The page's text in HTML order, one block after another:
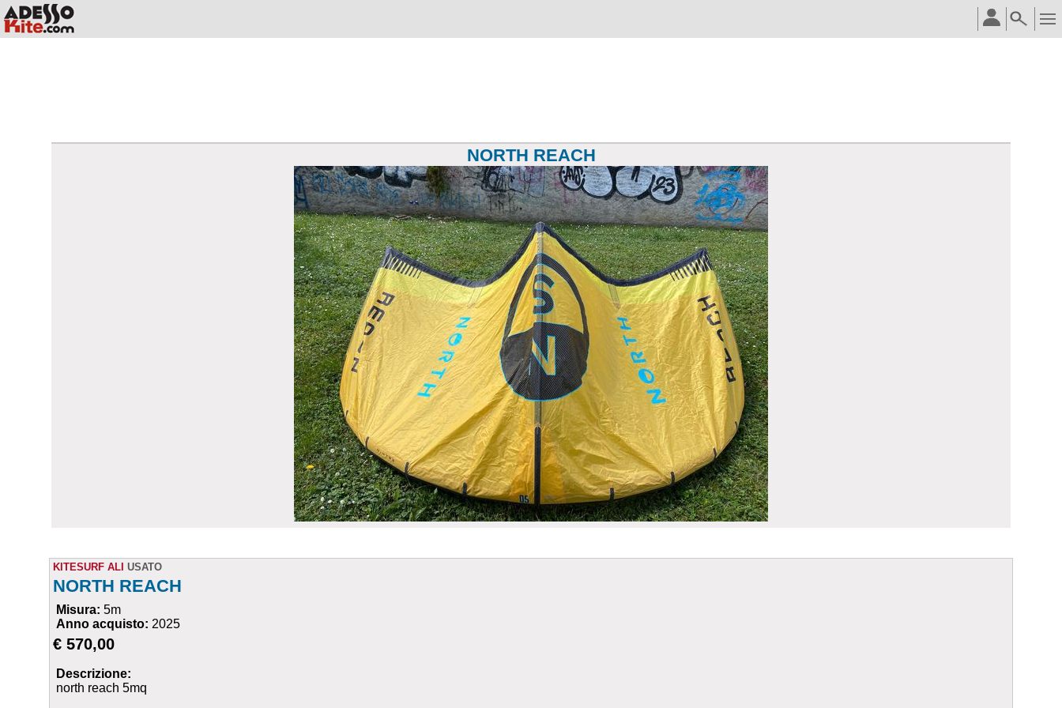
NORTH REACH
KITESURF ALI USATO
NORTH REACH
Misura: 5m
Anno acquisto: 2025
€ 570,00
Descrizione:
north reach 5mq